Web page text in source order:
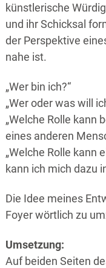
künstlerische
und ihr Schicksal
der Perspektive
nahe ist.
„Wer bin ich?“
„Wer oder was will
„Welche Rolle kann
eines anderen
„Welche Rolle kann
kann ich mich dazu
Die Idee meines
Foyer wörtlich zu
Umsetzung:
Auf beiden Seiten